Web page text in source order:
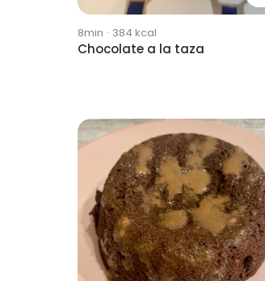
8min · 384 kcal
Chocolate a la taza